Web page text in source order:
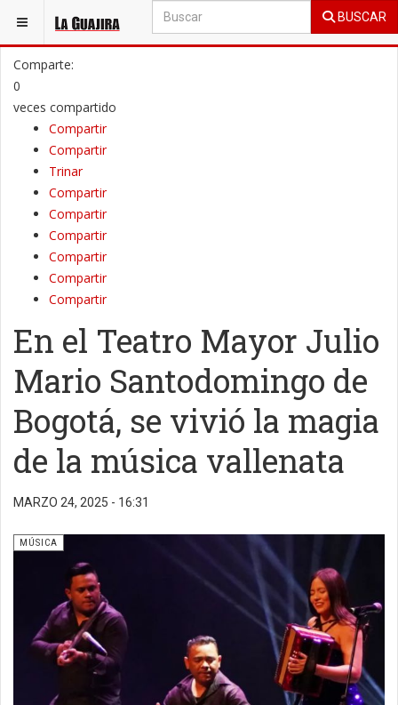
BUSCAR
ESTÁ AQUÍ: SOCIALES MÚSICA
Comparte:
0
veces compartido
Compartir
Compartir
Trinar
Compartir
Compartir
Compartir
Compartir
Compartir
Compartir
En el Teatro Mayor Julio
Mario Santodomingo de
Bogotá, se vivió la magia
de la música vallenata
MARZO 24, 2025 - 16:31
MÚSICA